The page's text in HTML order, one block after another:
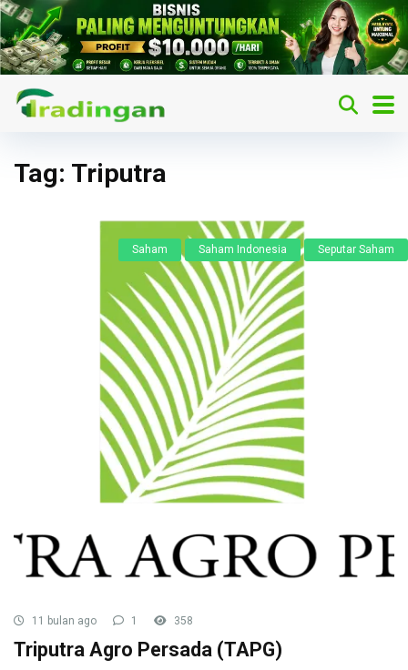
Tag: Triputra
Saham Saham Indonesia Seputar Saham
11 bulan ago 1 358
Triputra Agro Persada (TAPG)